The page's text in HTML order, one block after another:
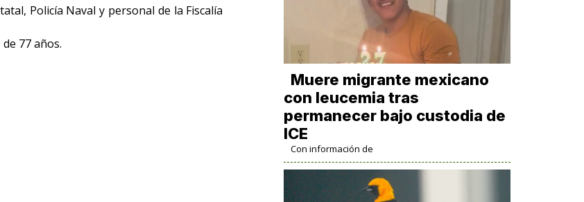
Policía Naval y personal de la Fiscalía
77 años.
Muere migrante mexicano
con leucemia tras
permanecer bajo custodia de
ICE
Con información de